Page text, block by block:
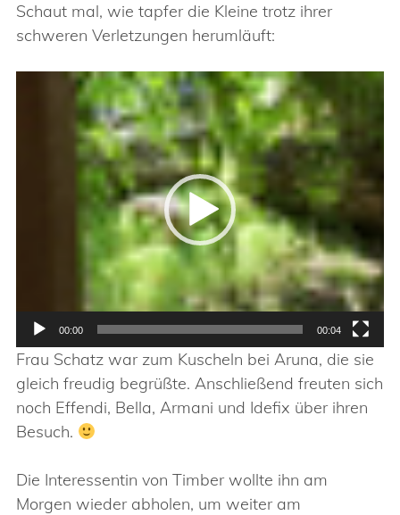
Schaut mal, wie tapfer die Kleine trotz ihrer
schweren Verletzungen herumläuft:
00:00 00:04
Frau Schatz war zum Kuscheln bei Aruna, die sie
gleich freudig begrüßte. Anschließend freuten sich
noch Effendi, Bella, Armani und Idefix über ihren
Besuch.
Die Interessentin von Timber wollte ihn am
Morgen wieder abholen, um weiter am